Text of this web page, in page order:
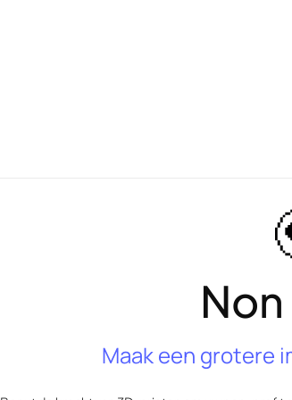
Maak een grotere